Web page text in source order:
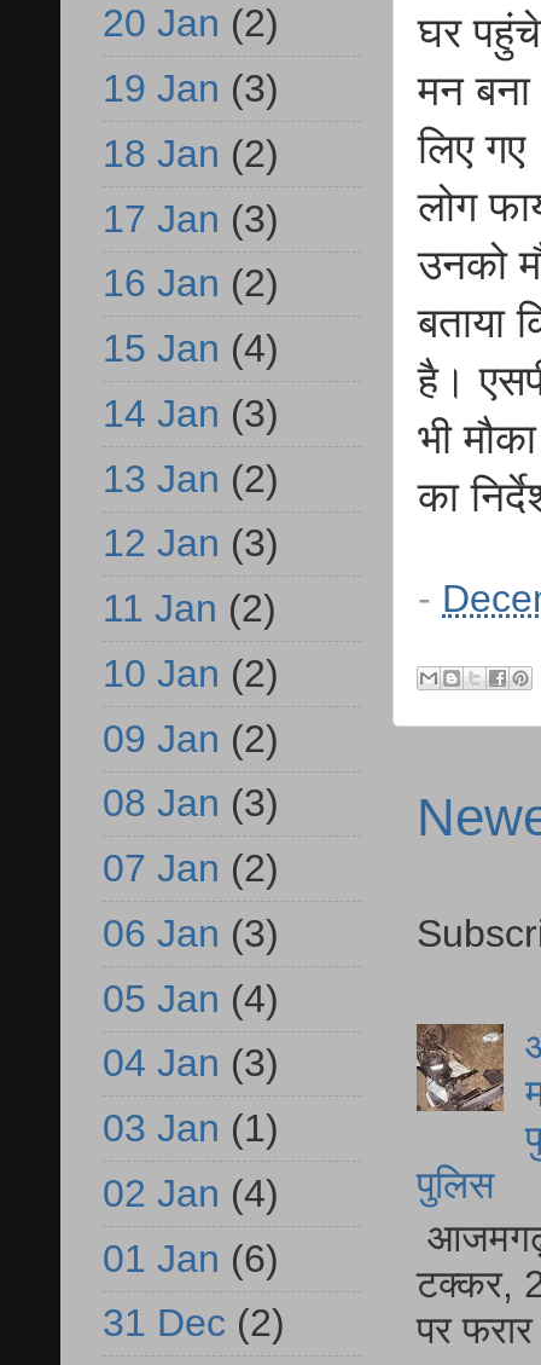
घर
मन
लिए
लोग
उनको
बताया
है।
भी
का
-
पुलिस
आजमगढ़
टक्कर,
पर
20 Jan (2)
19 Jan (3)
18 Jan (2)
17 Jan (3)
16 Jan (2)
15 Jan (4)
14 Jan (3)
13 Jan (2)
12 Jan (3)
11 Jan (2)
10 Jan (2)
09 Jan (2)
08 Jan (3)
07 Jan (2)
06 Jan (3)
05 Jan (4)
04 Jan (3)
03 Jan (1)
02 Jan (4)
01 Jan (6)
31 Dec (2)